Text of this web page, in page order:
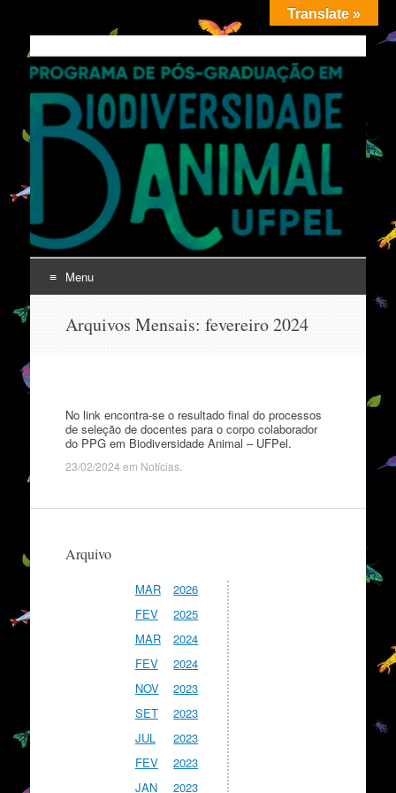
PPGBDiv
UFPel
Menu
Arquivos Mensais: fevereiro 2024
No link encontra-se o resultado final do processos
de seleção de docentes para o corpo colaborador
do PPG em Biodiversidade Animal – UFPel.
23/02/2024 em Notícias.
Arquivo
MAR
2026
FEV
2025
MAR
2024
FEV
2024
NOV
2023
SET
2023
JUL
2023
FEV
2023
JAN
2023
Translate »